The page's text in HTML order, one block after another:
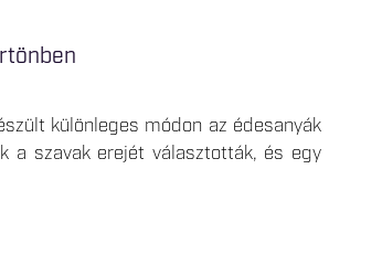
különleges módon az édesanyák
a szavak erejét választották, és egy